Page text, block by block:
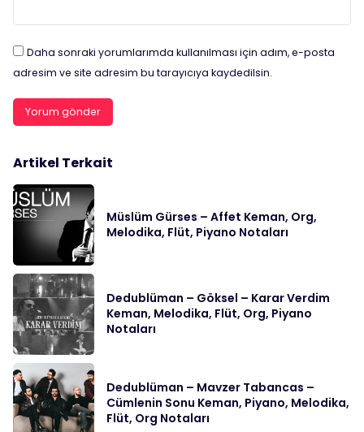
Daha sonraki yorumlarımda kullanılması için adım, e-posta
adresim ve site adresim bu tarayıcıya kaydedilsin.
Artikel Terkait
Müslüm Gürses – Affet Keman, Org,
Melodika, Flüt, Piyano Notaları
Dedublüman – Göksel – Karar Verdim
Keman, Melodika, Flüt, Org, Piyano
Notaları
Dedublüman – Mavzer Tabancas –
Cümlenin Sonu Keman, Piyano, Melodika,
Flüt, Org Notaları